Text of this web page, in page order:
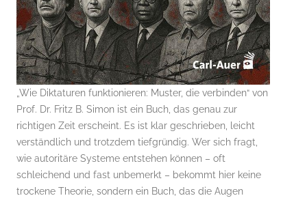
„Wie Diktaturen funktionieren: Muster, die verbinden“ von
Prof. Dr. Fritz B. Simon ist ein Buch, das genau zur
richtigen Zeit erscheint. Es ist klar geschrieben, leicht
verständlich und trotzdem tiefgründig. Wer sich fragt,
wie autoritäre Systeme entstehen können – oft
schleichend und fast unbemerkt – bekommt hier keine
trockene Theorie, sondern ein Buch, das die Augen